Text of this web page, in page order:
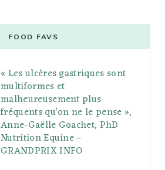
g
l
e
P
l
s
t
a
g
r
a
m
e
r
e
s
o
l
r
FOOD FAVS
« Les ulcères gastriques sont
multiformes et
malheureusement plus
fréquents qu’on ne le pense »,
Anne-Gaëlle Goachet, PhD
Nutrition Equine –
GRANDPRIX INFO